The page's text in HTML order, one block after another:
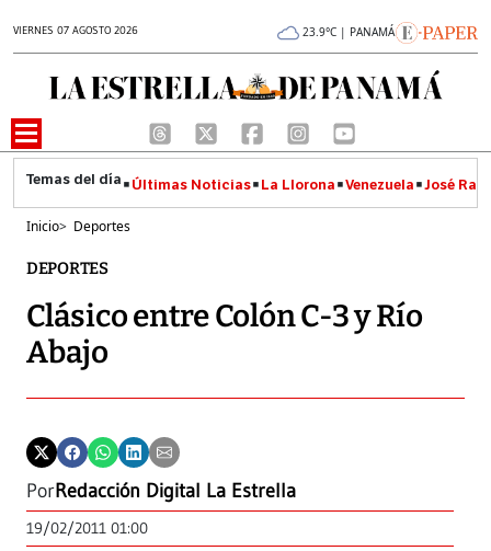
VIERNES 07 AGOSTO 2026 23.9°C | PANAMÁ
Últimas Noticias La Llorona Venezuela José
Inicio> Deportes
DEPORTES
Clásico entre Colón C-3 y Río
Abajo
PorRedacción Digital La Estrella
19/02/2011 01:00